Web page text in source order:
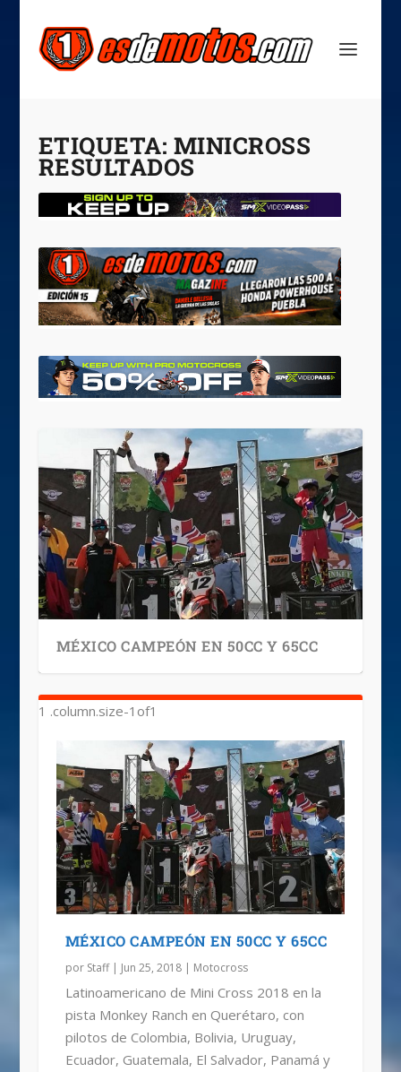
ETIQUETA: MINICROSS
RESULTADOS
MÉXICO CAMPEÓN EN 50CC Y 65CC
MÉXICO CAMPEÓN EN 50CC Y 65CC
por Staff| Jun 25, 2018| Motocross
Latinoamericano de Mini Cross 2018 en la
pista Monkey Ranch en Querétaro, con
pilotos de Colombia, Bolivia, Uruguay,
Ecuador, Guatemala, El Salvador, Panamá y